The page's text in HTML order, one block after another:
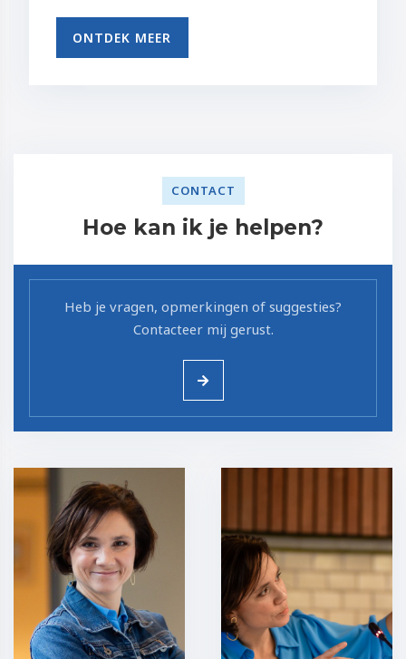
ONTDEK MEER
CONTACT
Hoe kan ik je helpen?
Heb je vragen, opmerkingen of suggesties?
Contacteer mij gerust.